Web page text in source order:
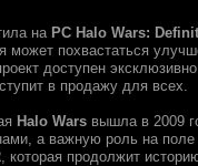
на PC Halo Wars:
может похвастаться
доступен
в продажу для всех.
Halo Wars вышла в 2009
а важную роль на
, которая продолжит